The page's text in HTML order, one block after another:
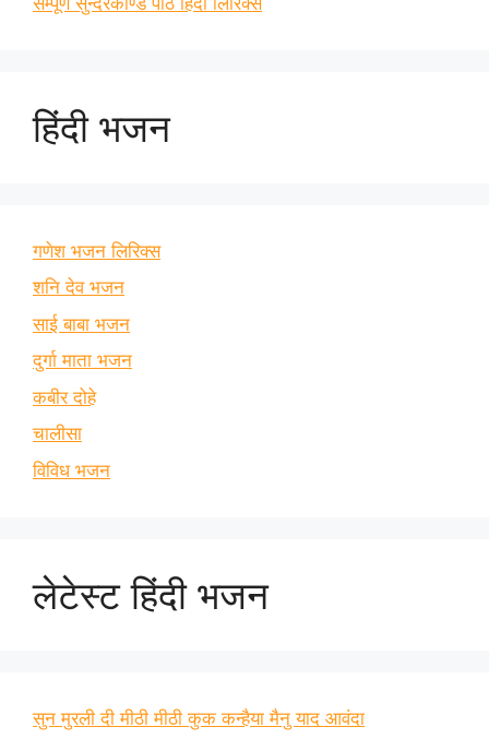
हिंदी भजन
गणेश भजन लिरिक्स
शनि देव भजन
साई बाबा भजन
दुर्गा माता भजन
कबीर दोहे
चालीसा
विविध भजन
लेटेस्ट हिंदी भजन
सुन मुरली दी मीठी मीठी कुक कन्हैया मैनु याद आवंदा